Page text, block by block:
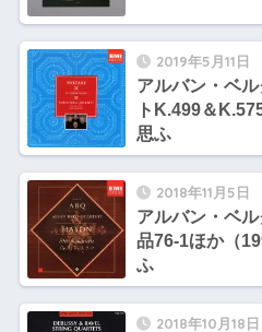
2019年5月11日
アルバン・ベ
トK.499＆
思ふ
2018年11月5日
アルバン・ベ
品76-1ほか（
ふ
2018年10月18日